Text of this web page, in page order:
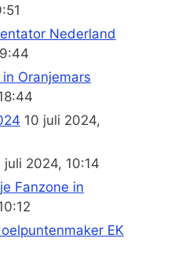
Nederland
Oranjemars
10 juli 2024,
juli 2024, 10:14
Fanzone in
EK